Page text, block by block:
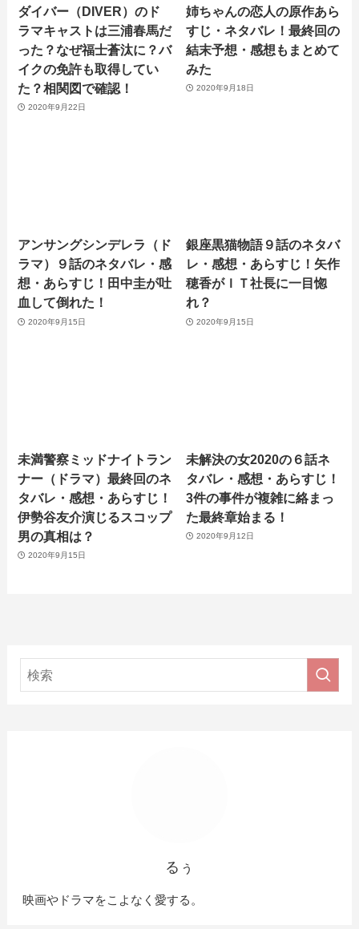
ダイバー（DIVER）のド
ラマキャストは三浦春馬だ
った？なぜ福士蒼汰に？バ
イクの免許も取得してい
た？相関図で確認！
2020年9月22日
姉ちゃんの恋人の原作あら
すじ・ネタバレ！最終回の
結末予想・感想もまとめて
みた
2020年9月18日
アンサングシンデレラ（ド
ラマ）９話のネタバレ・感
想・あらすじ！田中圭が吐
血して倒れた！
2020年9月15日
銀座黒猫物語９話のネタバ
レ・感想・あらすじ！矢作
穂香がＩＴ社長に一目惚
れ？
2020年9月15日
未満警察ミッドナイトラン
ナー（ドラマ）最終回のネ
タバレ・感想・あらすじ！
伊勢谷友介演じるスコップ
男の真相は？
2020年9月15日
未解決の女2020の６話ネ
タバレ・感想・あらすじ！
3件の事件が複雑に絡まっ
た最終章始まる！
2020年9月12日
るぅ
映画やドラマをこよなく愛する。